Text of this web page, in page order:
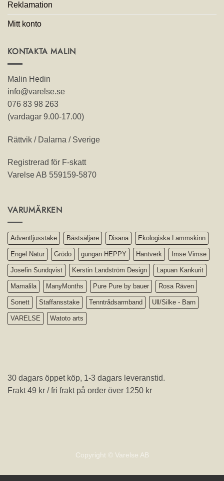
Reklamation
Mitt konto
KONTAKTA MALIN
Malin Hedin
info@varelse.se
076 83 98 263
(vardagar 9.00-17.00)
Rättvik / Dalarna / Sverige
Registrerad för F-skatt
Varelse AB 559159-5870
VARUMÄRKEN
Adventljusstake Bästsäljare Disana Ekologiska Lammskinn
Engel Natur Grödo gungan HEPPY Hantverk Imse Vimse
Josefin Sundqvist Kerstin Landström Design Lapuan Kankurit
Mamalila ManyMonths Pure Pure by bauer Rosa Räven
Sonett Staffansstake Tenntrådsarmband Ull/Silke - Barn
VARELSE Watoto arts
30 dagars öppet köp, 1-3 dagars leveranstid.
Frakt 49 kr / fri frakt på order över 1250 kr
Copyright © Varelse AB